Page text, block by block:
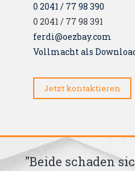
0 2041 / 77 98 390
0 2041 / 77 98 391
ferdi@oezbay.com
Vollmacht als
Jetzt kontaktieren
"Beide schaden